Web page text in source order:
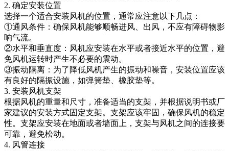
2. 确定安装位置
选择一个适合安装风机的位置，通常应注意以下几点：
①通风条件：确保风机能够顺畅进风、出风，不应有障碍物影
响气流。
②水平和垂直度：风机应安装在水平或者接近水平的位置，避
免风机运转时产生不必要的震动。
③振动隔离：为了降低风机产生的振动和噪音，安装位置应该
有良好的隔振设施，如弹簧垫、橡胶垫等。
3. 安装风机支架
根据风机的重量和尺寸，准备适当的支架，并根据说明书或厂
家建议的安装方式固定支架。支架应该牢固，确保风机的稳定
性。支架应安装在地面或者墙面上，支架与风机之间的连接要
可靠，避免松动。
4. 风管连接